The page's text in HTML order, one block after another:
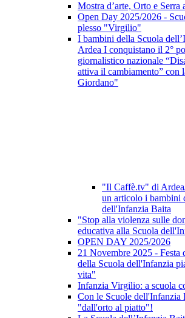
Mostra d’arte, Orto e Serra
Open Day 2025/2026 -
plesso "Virgilio"
I bambini della Scuola
Ardea I conquistano il 2°
giornalistico nazionale
attiva il cambiamento” con
Giordano"
"Il Caffè.tv" di
un articolo i bambini
dell'Infanzia Baita
"Stop alla violenza sulle
educativa alla Scuola
OPEN DAY 2025/2026
21 Novembre 2025 -
della Scuola dell'Infanzia
vita"
Infanzia Virgilio: a scuola
Con le Scuole dell'Infanzia
"dall'orto al piatto"!